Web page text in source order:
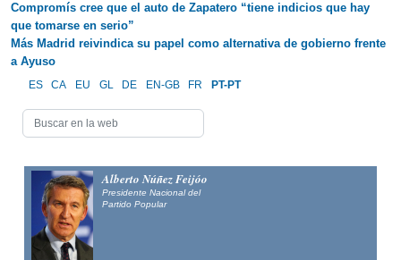
Compromís cree que el auto de Zapatero “tiene indicios que hay
que tomarse en serio”
Más Madrid reivindica su papel como alternativa de gobierno frente
a Ayuso
ES CA EU GL DE EN-GB FR PT-PT
Alberto Núñez Feijóo
Presidente Nacional del
Partido Popular